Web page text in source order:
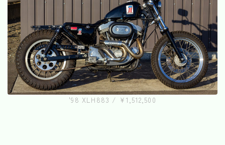
'98 XLH883 / ¥1,512,500